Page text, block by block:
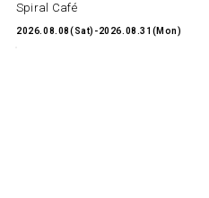
Spiral Café
2026.08.08(Sat)-2026.08.31(Mon)